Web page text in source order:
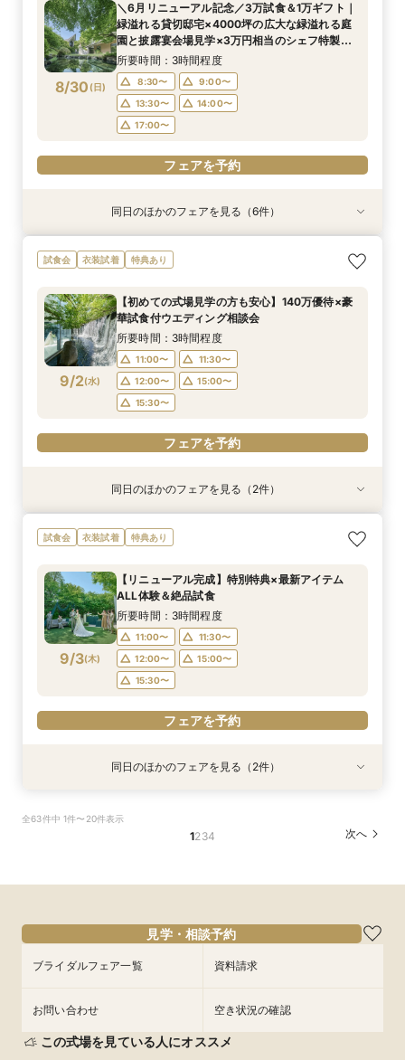
8/29(土)
8:30〜
8:45〜
9:00〜
13:30〜
14:00〜
フェアを予約
8/29(土)
8:30〜
8:45〜
9:00〜
13:30〜
14:00〜
フェアを予約
8/29(土)
8:30〜
8:45〜
9:00〜
13:30〜
14:00〜
フェアを予約
8/29(土)
8:30〜
8:45〜
9:00〜
13:30〜
14:00〜
フェアを予約
8/29(土)
8:30〜
8:45〜
9:00〜
13:30〜
14:00〜
フェアを予約
8/30 (日)
＼6月リニューアル記念／3万試食＆1万ギフト｜
緑溢れる貸切邸宅×4000坪の広大な緑溢れる庭
園と披露宴会場見学×3万円相当のシェフ特製国
産牛無料試食×心配な見積りもシュミレーション
相談
所要時間：3時間程度
8:30〜
9:00〜
13:30〜
14:00〜
17:00〜
フェアを予約
衣装試着 特典あり
8/30(日)
【少人数プラン相談会】専用の貸切別邸OPEN&
贅沢無料試食
8:30〜
8:45〜
9:00〜
13:30〜
14:00〜
フェアを予約
特典あり
8/30(日)
【神前挙式をご検討の方へ】神殿「凛」見学＆和
フレンチ無料試食
8:30〜
8:45〜
9:00〜
13:30〜
14:00〜
フェアを予約
特典あり
8/30(日)
【初めての式場見学の方も安心】豪華試食付きウ
エディング相談会
8:30〜
8:45〜
9:00〜
13:30〜
14:00〜
フェアを予約
衣装試着 特典あり
8/30(日)
《新チャペルOPEN記念◆8大特典≫木目×ナ
チュラルチャペル体験
8:30〜
8:45〜
9:00〜
13:30〜
14:00〜
フェアを予約
衣装試着 特典あり
8/30(日)
マイナビ限定【料理重視派必見】和牛フィレ肉×
懐石フレンチコース美食会
8:30〜
8:45〜
9:00〜
13:30〜
14:00〜
フェアを予約
衣装試着 特典あり
8/30(日)
マイナビ限定【料理重視派必見】和牛フィレ肉×
懐石フレンチコース美食会
8:30〜
8:45〜
9:00〜
13:30〜
14:00〜
フェアを予約
同日のほかのフェアを見る（6件）
試食会 衣装試着 特典あり
9/2(水)
【初めての式場見学の方も安心】140万優待×豪
華試食付ウエディング相談会
所要時間：3時間程度
11:00〜
11:30〜
12:00〜
15:00〜
15:30〜
フェアを予約
衣装試着 特典あり
9/2(水)
【少人数プラン相談会】専用の貸切別邸OPEN&
贅沢無料試食
11:00〜
11:30〜
12:00〜
15:00〜
15:30〜
フェアを予約
特典あり
9/2(水)
マイナビ限定★当館人気NO,1◆豪華国産「しあ
わせ絆牛」絶品試食付◆
11:00〜
11:30〜
12:00〜
15:00〜
15:30〜
フェアを予約
同日のほかのフェアを見る（2件）
試食会 衣装試着 特典あり
9/3(木)
【リニューアル完成】特別特典×最新アイテム
ALL体験＆絶品試食
所要時間：3時間程度
11:00〜
11:30〜
12:00〜
15:00〜
15:30〜
フェアを予約
衣装試着 特典あり
9/3
贅沢無料試食
特典あり
9/3
わせ絆牛」絶品試食付◆
同日のほかのフェアを見る（2件）
全63件中 1件〜20件表示
1234 次へ
見学・相談予約
ブライダルフェア一覧 資料請求
お問い合わせ 空き状況の確認
この式場を見ている人にオススメ